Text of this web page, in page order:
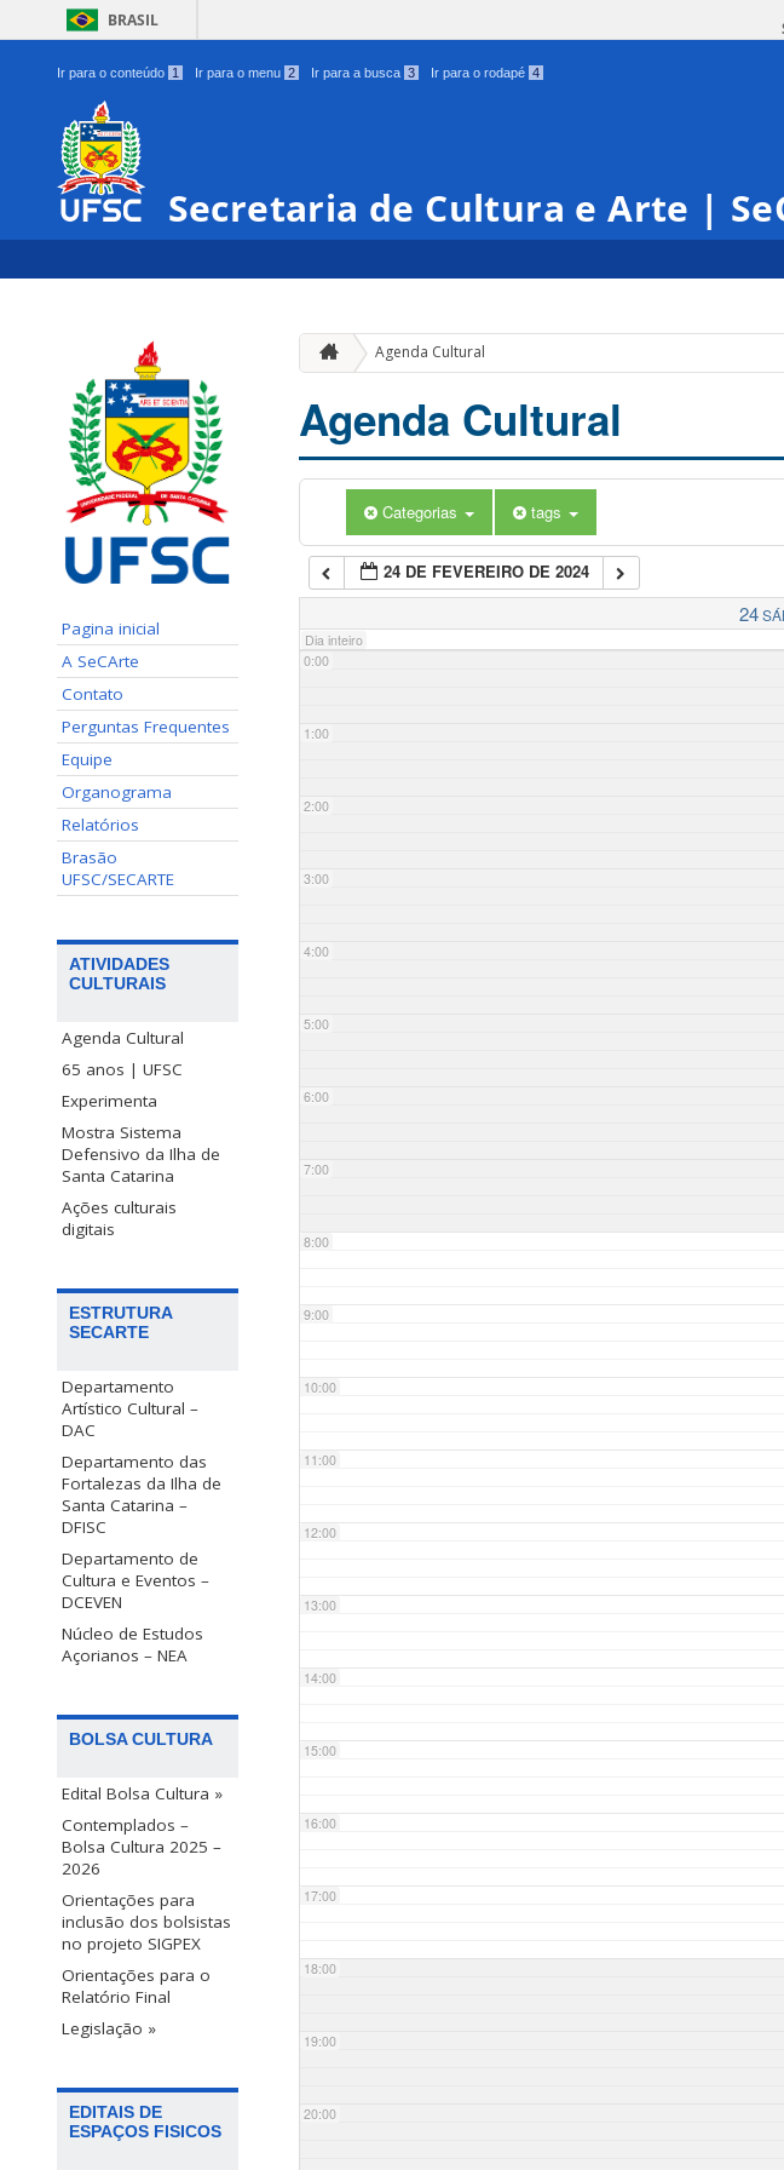
BRASIL
Ir para o conteúdo 1 Ir para o menu 2 Ir para a busca 3 Ir para o rodapé 4
Secretaria de Cultura e Arte |
Pagina inicial
A SeCArte
Contato
Perguntas Frequentes
Equipe
Organograma
Relatórios
Brasão
UFSC/SECARTE
ATIVIDADES
CULTURAIS
Agenda Cultural
65 anos | UFSC
Experimenta
Mostra Sistema
Defensivo da Ilha de
Santa Catarina
Ações culturais
digitais
ESTRUTURA
SECARTE
Departamento
Artístico Cultural –
DAC
Departamento das
Fortalezas da Ilha de
Santa Catarina –
DFISC
Departamento de
Cultura e Eventos –
DCEVEN
Núcleo de Estudos
Açorianos – NEA
BOLSA CULTURA
Edital Bolsa Cultura »
Contemplados –
Bolsa Cultura 2025 –
2026
Orientações para
inclusão dos bolsistas
no projeto SIGPEX
Orientações para o
Relatório Final
Legislação »
EDITAIS DE
ESPAÇOS FISICOS
Agenda Cultural
Agenda Cultural
Categorias tags
24 DE FEVEREIRO DE 2024
24
Dia inteiro
0:00
1:00
2:00
3:00
4:00
5:00
6:00
7:00
8:00
9:00
10:00
11:00
12:00
13:00
14:00
15:00
16:00
17:00
18:00
19:00
20:00